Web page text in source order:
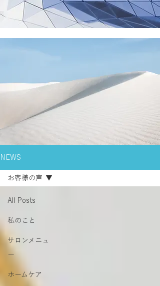
NEWS
All Posts
私のこと
サロンメニュ
ー
ホームケア
お客様の声